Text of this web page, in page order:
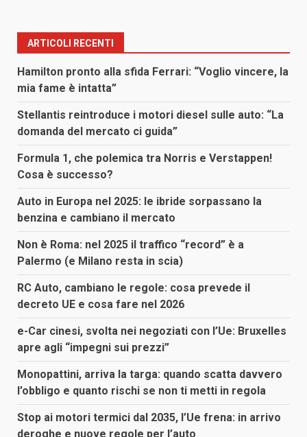
ARTICOLI RECENTI
Hamilton pronto alla sfida Ferrari: “Voglio vincere, la
mia fame è intatta”
Stellantis reintroduce i motori diesel sulle auto: “La
domanda del mercato ci guida”
Formula 1, che polemica tra Norris e Verstappen!
Cosa è successo?
Auto in Europa nel 2025: le ibride sorpassano la
benzina e cambiano il mercato
Non è Roma: nel 2025 il traffico “record” è a
Palermo (e Milano resta in scia)
RC Auto, cambiano le regole: cosa prevede il
decreto UE e cosa fare nel 2026
e-Car cinesi, svolta nei negoziati con l’Ue: Bruxelles
apre agli “impegni sui prezzi”
Monopattini, arriva la targa: quando scatta davvero
l’obbligo e quanto rischi se non ti metti in regola
Stop ai motori termici dal 2035, l’Ue frena: in arrivo
deroghe e nuove regole per l’auto